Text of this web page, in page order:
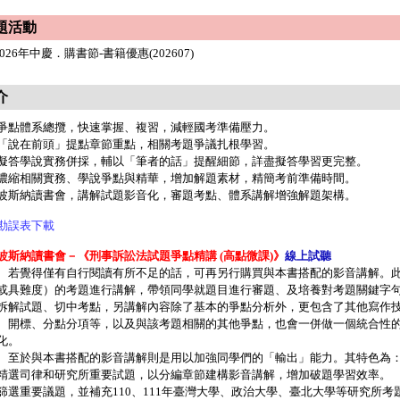
活動
年中慶．購書節-書籍優惠(202607)
點體系總攬，快速掌握、複習，減輕國考準備壓力。
說在前頭」提點章節重點，相關考題爭議扎根學習。
答學說實務併採，輔以「筆者的話」提醒細節，詳盡擬答學習更完整。
縮相關實務、學說爭點與精華，增加解題素材，精簡考前準備時間。
斯納讀書會，講解試題影音化，審題考點、體系講解增強解題架構。
誤表下載
斯納讀書會－《刑事訴訟法試題爭點精講 (高點微課)》 線上試聽
得僅有自行閱讀有所不足的話，可再另行購買與本書搭配的影音講解。
具難度）的考題進行講解，帶領同學就題目進行審題、及培養對考題關鍵字
解試題、切中考點，另講解內容除了基本的爭點分析外，更包含了其他寫作
開標、分點分項等，以及與該考題相關的其他爭點，也會一併做一個統合性
。
與本書搭配的影音講解則是用以加強同學們的「輸出」能力。其特色為
選司律和研究所重要試題，以分編章節建構影音講解，增加破題學習效率。
選重要議題，並補充110、111年臺灣大學、政治大學、臺北大學等研究所考